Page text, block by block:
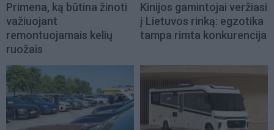
Primena, ką būtina žinoti
važiuojant
remontuojamais kelių
ruožais
Kinijos gamintojai veržiasi
į Lietuvos rinką: egzotika
tampa rimta konkurencija